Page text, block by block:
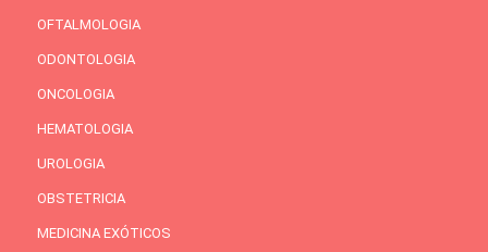
OFTALMOLOGIA
ODONTOLOGIA
ONCOLOGIA
HEMATOLOGIA
UROLOGIA
OBSTETRICIA
MEDICINA EXÓTICOS